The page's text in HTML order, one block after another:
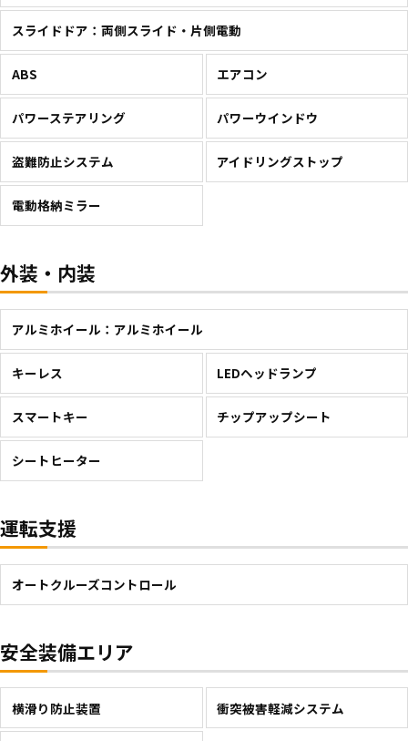
スライドドア：両側スライド・片側電動
ABS エアコン
パワーステアリング パワーウインドウ
盗難防止システム アイドリングストップ
電動格納ミラー
外装・内装
アルミホイール：アルミホイール
キーレス LEDヘッドランプ
スマートキー チップアップシート
シートヒーター
運転支援
オートクルーズコントロール
安全装備エリア
横滑り防止装置 衝突被害軽減システム